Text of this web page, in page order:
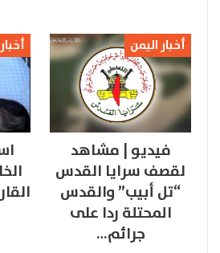
أخبار اليمن
فيديو | مشاهد
لقصف سرايا القدس
“تل أبيب” والقدس
المحتلة ردا على
جرائم…